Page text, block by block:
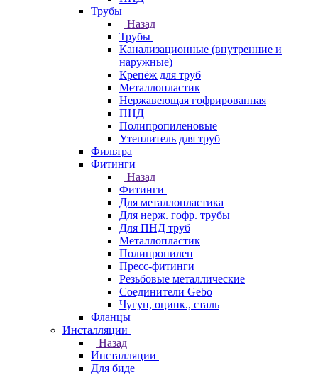
Трубы
Назад
Трубы
Канализационные (внутренние и
наружные)
Крепёж для труб
Металлопластик
Нержавеющая гофрированная
ПНД
Полипропиленовые
Утеплитель для труб
Фильтра
Фитинги
Назад
Фитинги
Для металлопластика
Для нерж. гофр. трубы
Для ПНД труб
Металлопластик
Полипропилен
Пресс-фитинги
Резьбовые металлические
Соединители Gebo
Чугун, оцинк., сталь
Фланцы
Инсталляции
Назад
Инсталляции
Для биде